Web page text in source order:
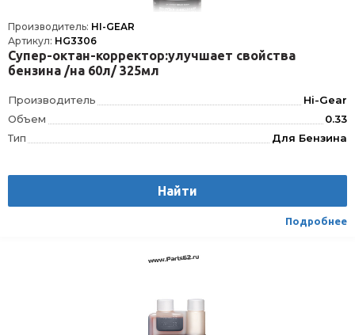
Производитель: HI-GEAR
Артикул: HG3306
Супер-октан-корректор:улучшает свойства
бензина /на 60л/ 325мл
Производитель
Hi-Gear
Объем
0.33
Тип
Для Бензина
Найти
Подробнее